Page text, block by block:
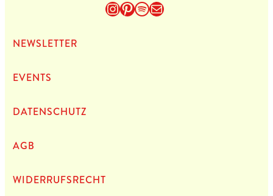
Instagram
Pinterest
Spotify
E-Mail
NEWS­LET­TER
EVENTS
DATEN­SCHUTZ
AGB
WIDERRUFSRECHT